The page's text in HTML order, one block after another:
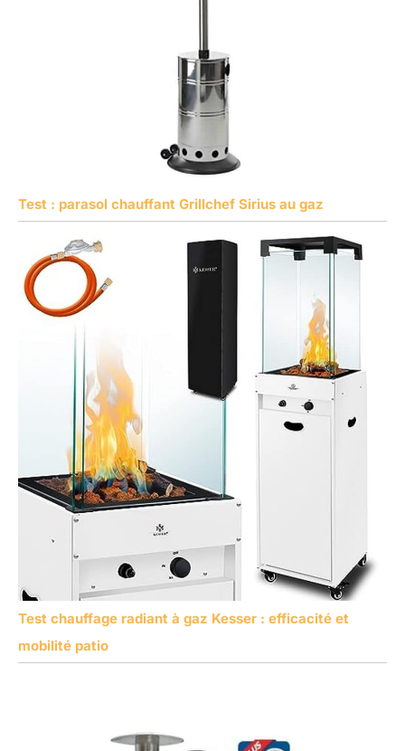
Test : parasol chauffant Grillchef Sirius au gaz
Test chauffage radiant à gaz Kesser : efficacité et
mobilité patio